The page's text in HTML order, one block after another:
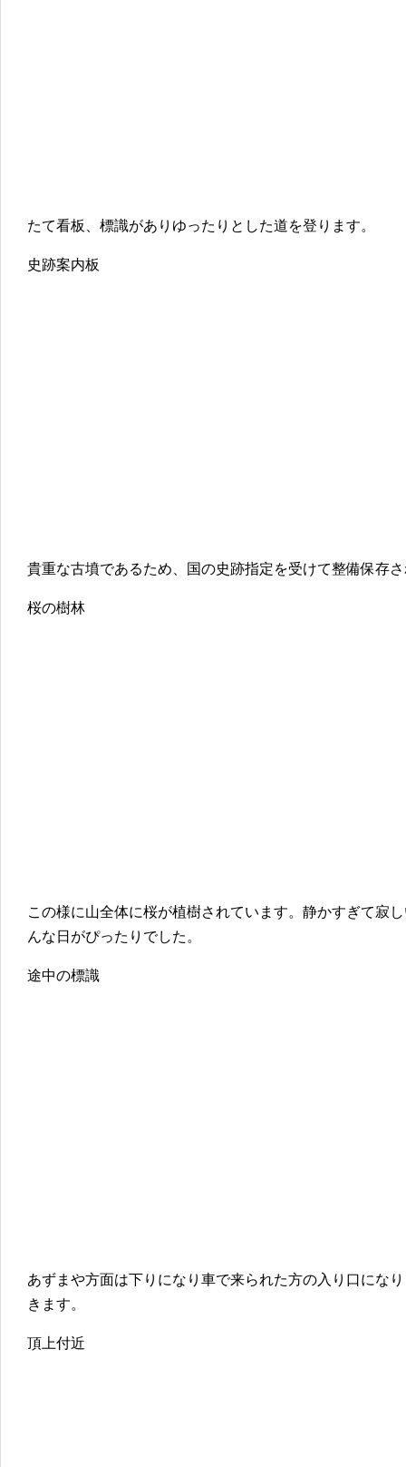
たて看板、標識がありゆったりとした道を登ります。
史跡案内板
貴重な古墳であるため、国の史跡指定を受けて整備保存
桜の樹林
この様に山全体に桜が植樹されています。静かすぎて寂
んな日がぴったりでした。
途中の標識
あずまや方面は下りになり車で来られた方の入り口にな
きます。
頂上付近